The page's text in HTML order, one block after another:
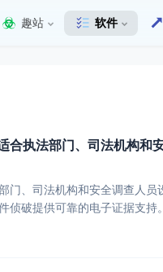
趣站 软件
合执法部门、司法机构和
门、司法机构和安全调查人
子证据支持。 它具有丰富的功能，包括通讯
提取、系统信息获取等，并支